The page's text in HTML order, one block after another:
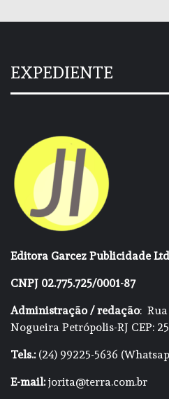
EXPEDIENTE
Editora Garcez Publicidade
CNPJ 02.775.725/0001-87
Administração / redação:
Nogueira Petrópolis-RJ CEP:
Tels.:(24) 99225-5636
E-mail:jorita@terra.com.br